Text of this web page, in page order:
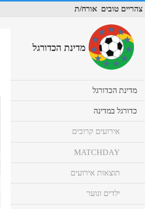
צהריים טובים אורח/ת
מדינת הכדורגל
מדינת הכדורגל
to
כדורגל במדינה
to
אירועים קרובים
MATCHDAY
תוצאות אירועים
ילדים ונוער